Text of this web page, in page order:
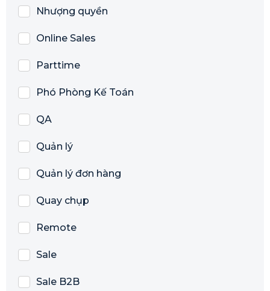
Nhượng quyền
Online Sales
Parttime
Phó Phòng Kế Toán
QA
Quản lý
Quản lý đơn hàng
Quay chụp
Remote
Sale
Sale B2B